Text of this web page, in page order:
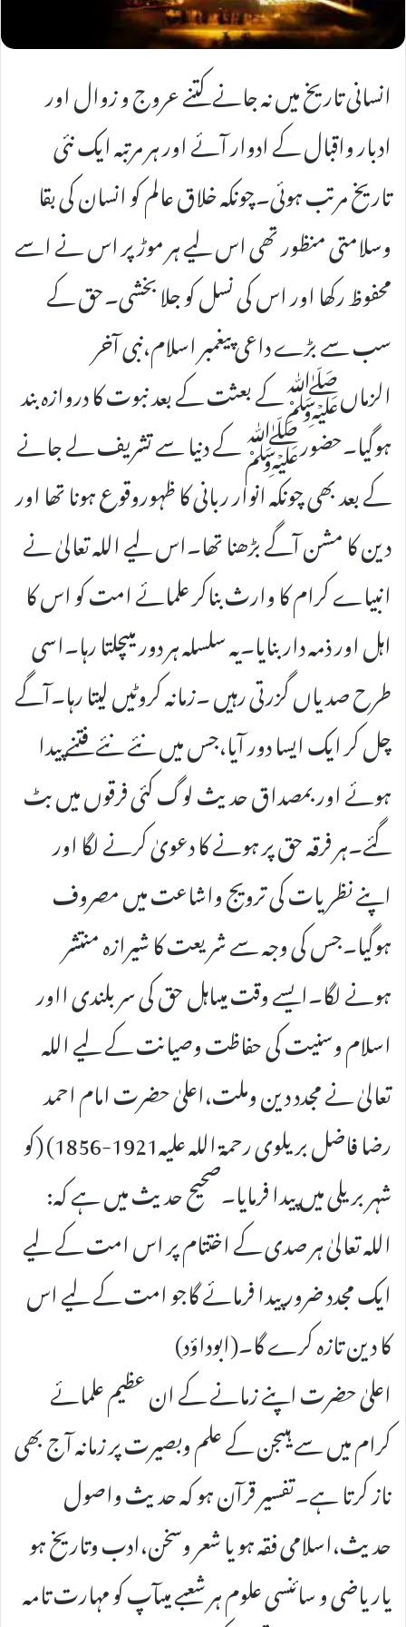
انسانی تاریخ میں نہ جانے کتنے عروج و زوال اور
ادبار واقبال کے ادوار آئے اور ہر مرتبہ ایک نئی
تاریخ مرتب ہوئی۔چونکہ خلاق عالم کو انسان کی بقا
وسلامتی منظور تھی اس لیے ہر موڑ پر اس نے اسے
محفوظ رکھا اور اس کی نسل کو جلا بخشی۔حق کے
سب سے بڑے داعی پیغمبر اسلام،نبی آخر
الزماںﷺکے بعثت کے بعد نبوت کا دروازہ بند
ہوگیا۔حضورﷺ کے دنیا سے تشریف لے جانے
کے بعد بھی چونکہ انوار ربانی کا ظہوروقوع ہونا تھا اور
دین کا مشن آگے بڑھنا تھا۔اس لیے اللہ تعالیٰ نے
انبیاے کرام کا وارث بناکر علمائے امت کو اس کا
اہل اور ذمہ دار بنایا۔یہ سلسلہ ہر دور میںچلتا رہا۔اسی
طرح صدیاں گزرتی رہیں ۔زمانہ کروٹیں لیتا رہا۔آگے
چل کر ایک ایسا دور آیا،جس میں نئے نئے فتنے پیدا
ہوئے اور بمصداق حدیث لوگ کئی فرقوں میں بٹ
گئے۔ہر فرقہ حق پر ہونے کا دعویٰ کرنے لگا اور
اپنے نظریات کی ترویج واشاعت میں مصروف
ہوگیا۔جس کی وجہ سے شریعت کا شیرازہ منتشر
ہونے لگا۔ایسے وقت میںاہل حق کی سر بلندی ااور
اسلام وسنیت کی حفاظت وصیانت کے لیے اللہ
تعالیٰ نے مجدد دین وملت،اعلیٰ حضرت امام احمد
رضا فاضل بریلوی رحمۃ اللہ علیہ1921-1856) (کو
شہر بریلی میں پیدا فرمایا۔صحیح حدیث میں ہے کہ:
اللہ تعالیٰ ہر صدی کے اختتام پر اس امت کے لیے
ایک مجدد ضرور پیدا فرمائے گاجو امت کے لیے اس
کا دین تازہ کرے گا۔(ابوداؤد)
اعلیٰ حضرت اپنے زمانے کے ان عظیم علمائے
کرام میں سے ہیںجن کے علم وبصیرت پر زمانہ آج بھی
ناز کرتا ہے۔تفسیر قرآن ہو کہ حدیث واصول
حدیث،اسلامی فقہ ہو یا شعر وسخن،ادب وتاریخ ہو
یاریاضی و سائنسی علوم ہر شعبے میںآپ کو مہارت تامہ